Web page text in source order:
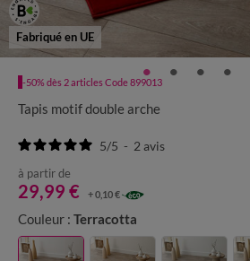
Fabriqué en UE
-50% dès 2 articles Code 899013
Tapis motif double arche
5/5 - 2 avis
à partir de
29,99 € + 0,10 €
Couleur : Terracotta